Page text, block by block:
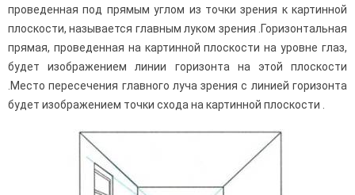
проведенная под прямым углом из точки зрения к картинной
плоскости, называется главным луком зрения .Горизонтальная
прямая, проведенная на картин­ной плоскости на уровне глаз,
будет изображением линии горизонта на этой плоскости
.Место пересечения главного луча зрения с линией горизонта
будет изображением точки схода на картин­ной плоскости .